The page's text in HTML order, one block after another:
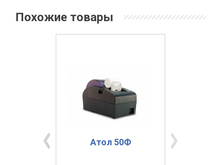
Похожие товары
Атол 50Ф